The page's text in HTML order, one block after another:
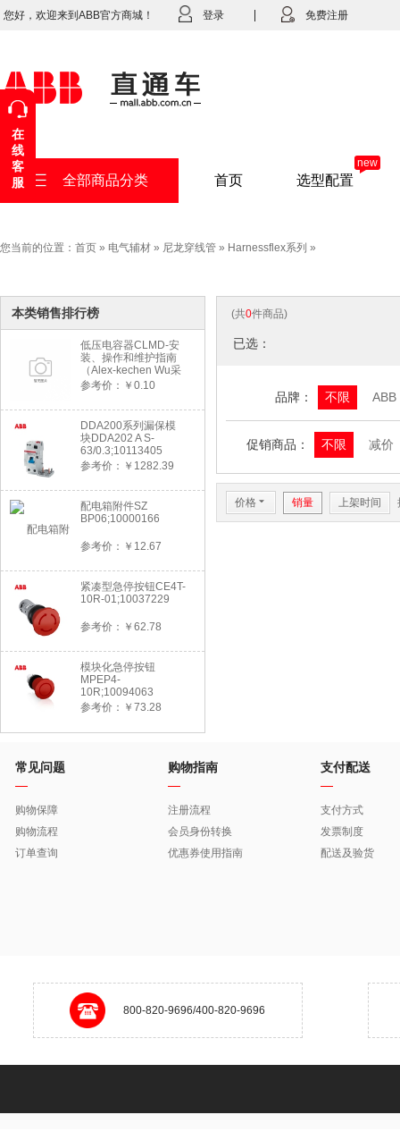
您好，欢迎来到ABB官方商城！ 登录 免费注册
全部商品分类 首页 选型配置
new
您当前的位置： 首页 » 电气辅材 » 尼龙穿线管 » Harnessflex系列 »
本类销售排行榜
低压电容器CLMD-安
装、操作和维护指南
（Alex-kechen Wu采
购）-2022年版
参考价：￥0.10
DDA200系列漏保模
块DDA202 A S-
63/0.3;10113405
参考价：￥1282.39
配电箱附件SZ
BP06;10000166
参考价：￥12.67
紧凑型急停按钮CE4T-
10R-01;10037229
参考价：￥62.78
模块化急停按钮
MPEP4-
10R;10094063
参考价：￥73.28
(共0件商品)
已选：
品牌： 不限 ABB
促销商品： 不限 减价
价格 6 销量 上架时间
常见问题
购物保障
购物流程
订单查询
购物指南
注册流程
会员身份转换
优惠券使用指南
支付配送
支付方式
发票制度
配送及验货
800-820-9696/400-820-9696
在
线
客
服